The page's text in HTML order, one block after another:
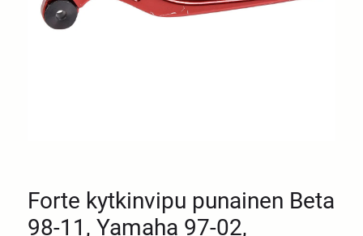
Forte kytkinvipu punainen Beta
98-11, Yamaha 97-02,